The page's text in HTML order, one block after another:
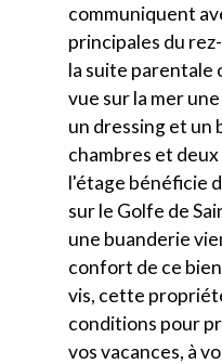
communiquent
principales du
la suite parentale
vue sur la mer
un dressing et un
chambres et deux
l'étage bénéficie
sur le Golfe de
une buanderie
confort de ce
vis, cette
conditions pour
vos vacances, à